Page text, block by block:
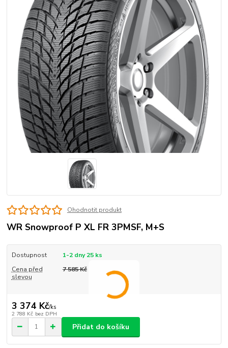
Ohodnotit produkt
WR Snowproof P XL FR 3PMSF, M+S
Dostupnost
1-2 dny 25 ks
Cena před
slevou
7 585 Kč
3 374 Kč/ks
2 788 Kč bez DPH
Přidat do košíku